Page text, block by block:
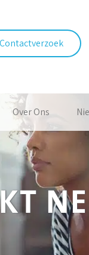
Contactverzoek
Over Ons